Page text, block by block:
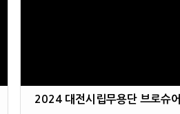
2024 대전시립무용단 브로슈어